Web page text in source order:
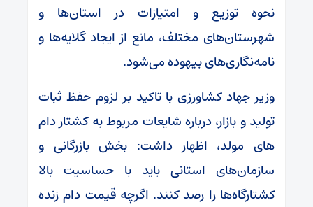
نحوه توزیع و امتیازات در استان‌ها و
شهرستان‌های مختلف، مانع از ایجاد گلایه‌ها و
نامه‌نگاری‌های بیهوده می‌شود.
وزیر جهاد کشاورزی با تاکید بر لزوم حفظ ثبات
تولید و بازار، درباره شایعات مربوط به کشتار دام
های مولد، اظهار داشت: بخش بازرگانی و
سازمان‌های استانی باید با حساسیت بالا
کشتارگاه‌ها را رصد کنند. اگرچه قیمت دام زنده